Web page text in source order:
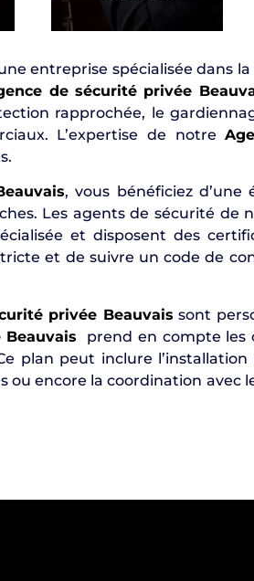
entreprise spécialisée dans
de sécurité privée
rapprochée, le
L’expertise de notre
, vous bénéficiez d’une
Les agents de sécurité de
et disposent des
et de suivre un code de
privée Beauvais sont
prend en compte les
plan peut inclure
encore la coordination avec